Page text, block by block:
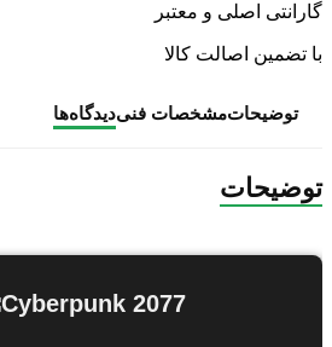
گارانتی اصلی و معتبر
با تضمین اصالت کالا
توضیحاتمشخصات فنیدیدگاه‌ها
توضیحات
Cyberpunk 2077